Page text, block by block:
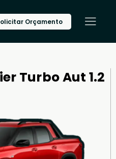
Orçamento
Turbo Aut 1.2